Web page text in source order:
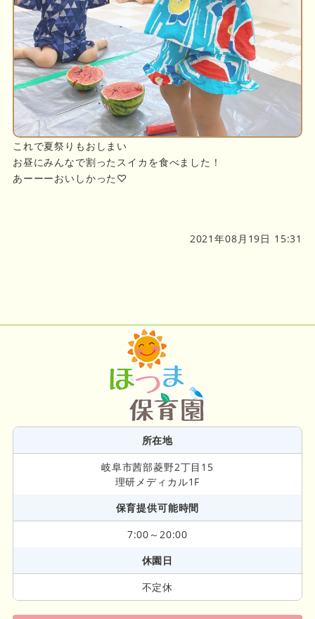
これで夏祭りもおしまい
お昼にみんなで割ったスイカを食べました！
あーーーおいしかった♡
2021年08月19日 15:31
所在地
岐阜市茜部菱野2丁目15
理研メディカル1F
保育提供可能時間
7:00～20:00
休園日
不定休